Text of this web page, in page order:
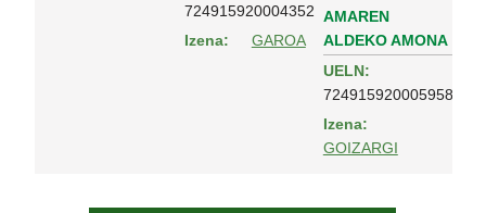
724915920004352
Izena:
GAROA
AMAREN
ALDEKO AMONA
UELN:
724915920005958
Izena:
GOIZARGI